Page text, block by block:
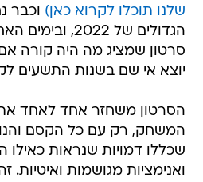
שלנו תוכלו לקרוא כאן) וכבר
הגדולים של 2022,
סרטון שמציג מה היה קורה
יוצא אי שם בשנות התשעים
הסרטון משחזר אחד לאחד
המשחק, רק עם כל הקסם
שכללו דמויות שנראות כאילו
ואנימציות מגושמות ואיטיות.